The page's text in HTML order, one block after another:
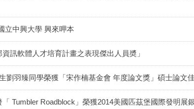
立中興大學 興來呷本
訊軟體人才培育計畫之表現傑出人員奬」
劉羽臻同學榮獲「宋作楠基金會 年度論文獎」碩士論文佳
Tumbler Roadblock」榮獲2014美國匹茲堡國際發明展